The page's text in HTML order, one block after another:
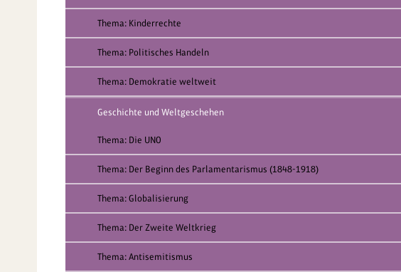
Thema: Kinderrechte
Thema: Politisches Handeln
Thema: Demokratie weltweit
Geschichte und Weltgeschehen
Thema: Die UNO
Thema: Der Beginn des Parlamentarismus (1848-1918)
Thema: Globalisierung
Thema: Der Zweite Weltkrieg
Thema: Antisemitismus